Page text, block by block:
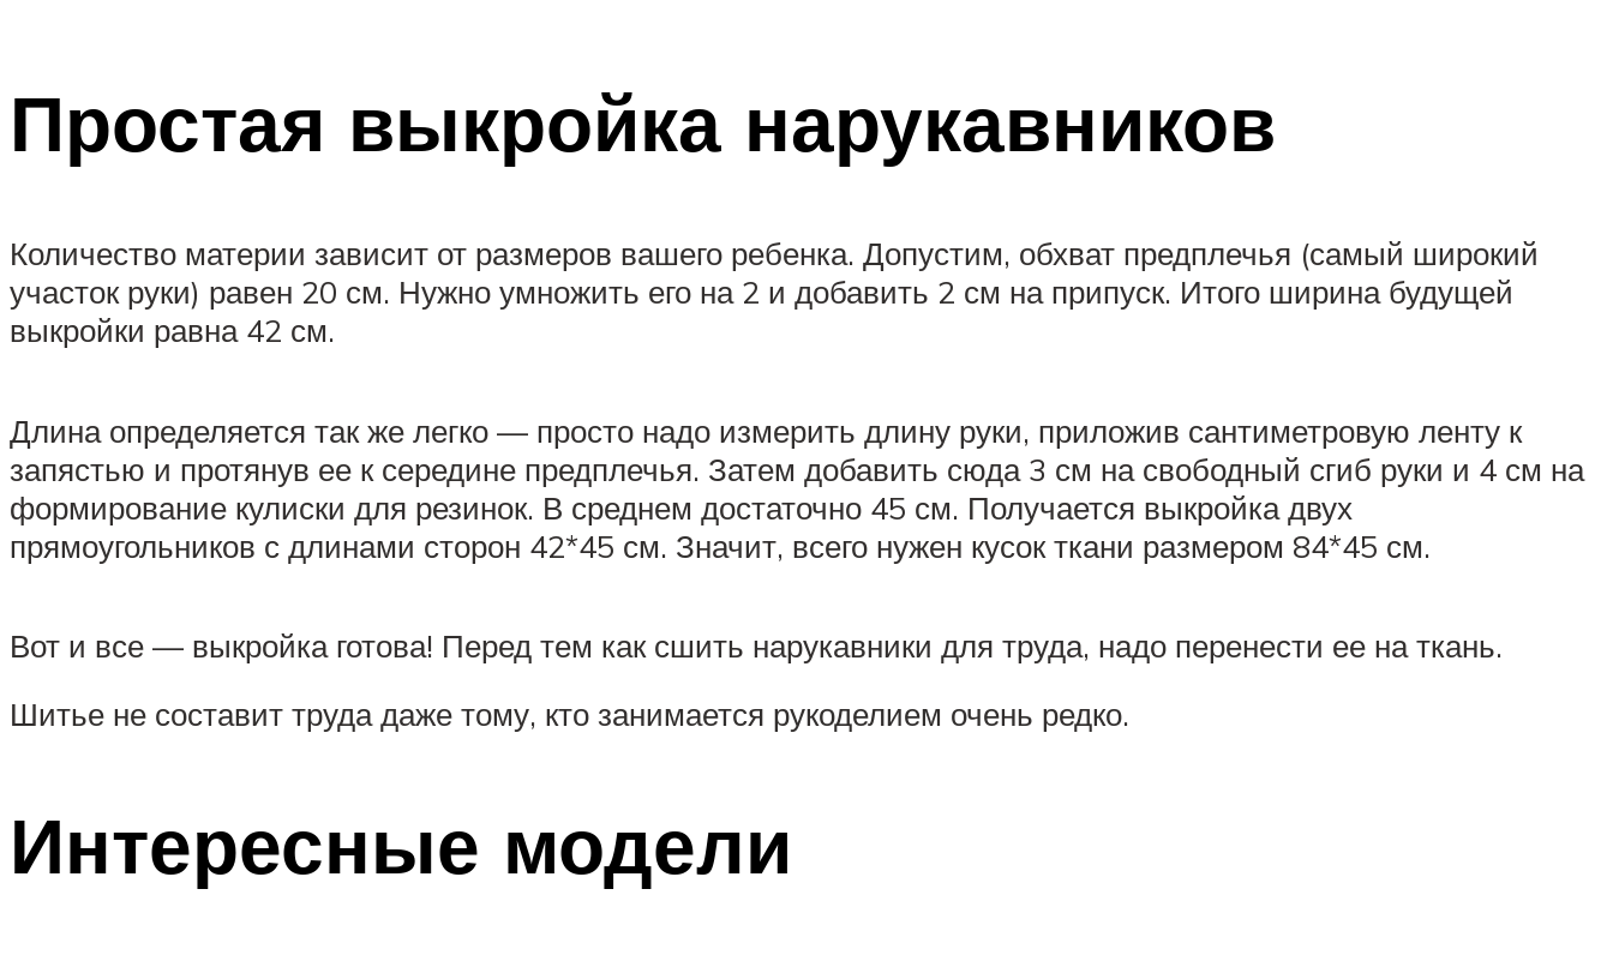
Простая выкройка нарукавников
Количество материи зависит от размеров вашего ребенка. Допустим, обхват предплечья (самый широкий
участок руки) равен 20 см. Нужно умножить его на 2 и добавить 2 см на припуск. Итого ширина будущей
выкройки равна 42 см.
Длина определяется так же легко — просто надо измерить длину руки, приложив сантиметровую ленту к
запястью и протянув ее к середине предплечья. Затем добавить сюда 3 см на свободный сгиб руки и 4 см на
формирование кулиски для резинок. В среднем достаточно 45 см. Получается выкройка двух
прямоугольников с длинами сторон 42*45 см. Значит, всего нужен кусок ткани размером 84*45 см.
Вот и все — выкройка готова! Перед тем как сшить нарукавники для труда, надо перенести ее на ткань.
Шитье не составит труда даже тому, кто занимается рукоделием очень редко.
Интересные модели